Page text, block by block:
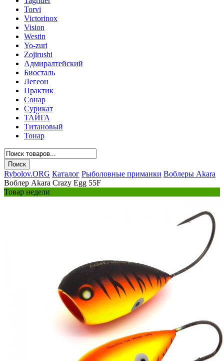
Torvi
Victorinox
Vision
Westin
Yo-zuri
Zojirushi
Адмиралтейский
Биосталь
Легеон
Практик
Сонар
Сурикат
ТАЙГА
Титановый
Тонар
Rybolov.ORG Каталог Рыболовные приманки Воблеры Akara
Воблер Akara Crazy Egg 55F
Товар недели